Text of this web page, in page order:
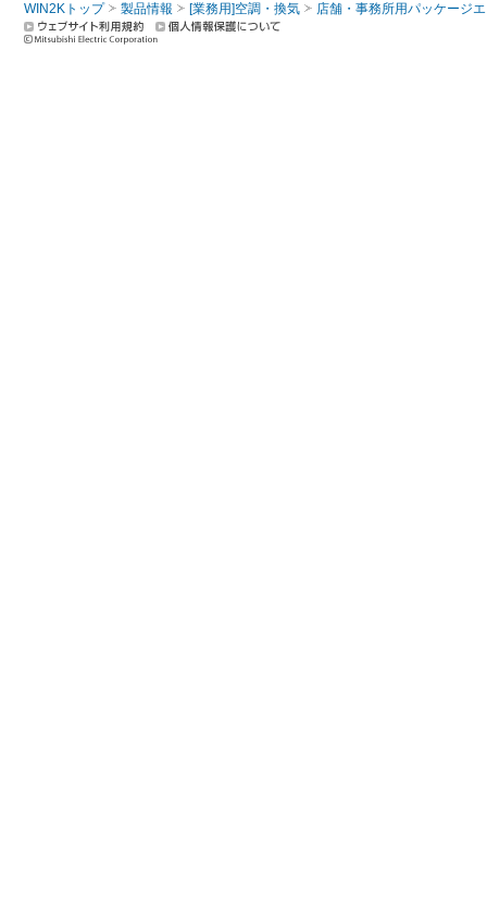
WIN2Kトップ 製品情報 [業務用]空調・換気 店舗・事務所用パッケージ